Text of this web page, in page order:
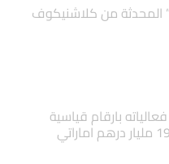
المحدثة من كلاشنيكوف
ينهي فعالياته بارقام قياسية